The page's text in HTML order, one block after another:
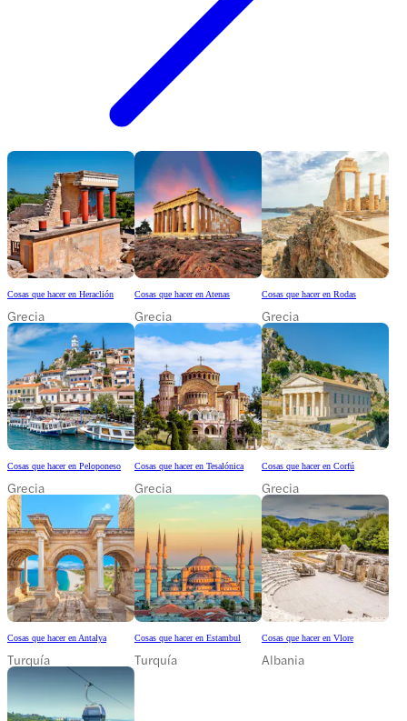
Cosas que hacer en Heraclión
Grecia
Cosas que hacer en Atenas
Grecia
Cosas que hacer en Rodas
Grecia
Cosas que hacer en Peloponeso
Grecia
Cosas que hacer en Tesalónica
Grecia
Cosas que hacer en Corfú
Grecia
Cosas que hacer en Antalya
Turquía
Cosas que hacer en Estambul
Turquía
Cosas que hacer en Vlore
Albania